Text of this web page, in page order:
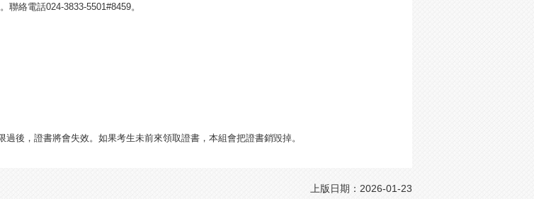
絡電話024-3833-5501#8459。
後，證書將會失效。如果考生未前來領取證書，本組會把證書銷毀掉。
上版日期：2026-01-23